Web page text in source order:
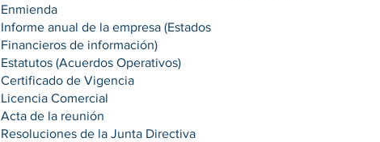
Enmienda
Informe anual de la empresa (Estados
Financieros de información)
Estatutos (Acuerdos Operativos)
Certificado de Vigencia
Licencia Comercial
Acta de la reunión
Resoluciones de la Junta Directiva